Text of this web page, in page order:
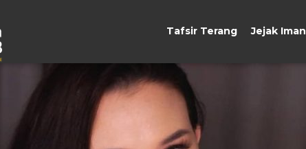
Tafsir Terang Jejak Iman